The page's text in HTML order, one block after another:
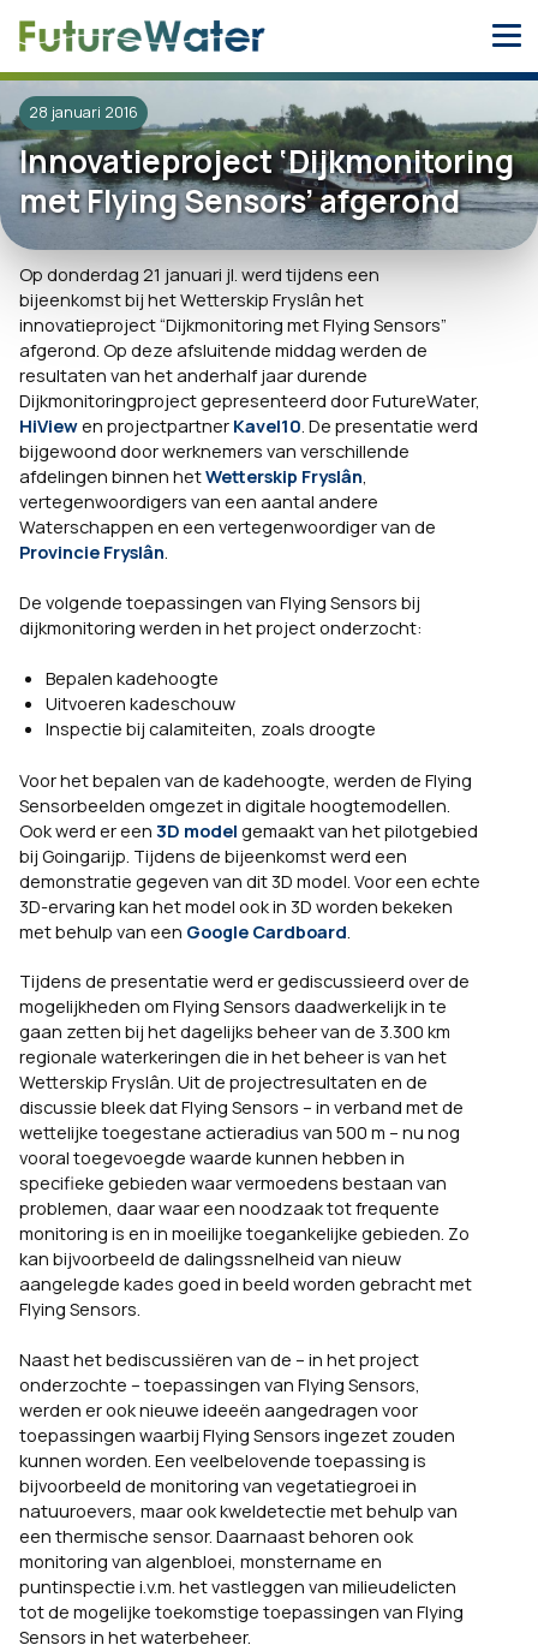
28 januari 2016
Innovatieproject ‘Dijkmonitoring
met Flying Sensors’ afgerond
Op donderdag 21 januari jl. werd tijdens een
bijeenkomst bij het Wetterskip Fryslân het
innovatieproject “Dijkmonitoring met Flying Sensors”
afgerond. Op deze afsluitende middag werden de
resultaten van het anderhalf jaar durende
Dijkmonitoringproject gepresenteerd door FutureWater,
HiViewen projectpartner Kavel10. De presentatie werd
bijgewoond door werknemers van verschillende
afdelingen binnen hetWetterskip Fryslân,
vertegenwoordigers van een aantal andere
Waterschappen en een vertegenwoordiger van de
Provincie Fryslân.
De volgende toepassingen van Flying Sensors bij
dijkmonitoring werden in het project onderzocht:
Bepalen kadehoogte
Uitvoeren kadeschouw
Inspectie bij calamiteiten, zoals droogte
Voor het bepalen van de kadehoogte, werden de Flying
Sensorbeelden omgezet in digitale hoogtemodellen.
Ook werd er een 3D model gemaakt van het pilotgebied
bij Goingarijp. Tijdens de bijeenkomst werd een
demonstratie gegeven van dit 3D model. Voor een echte
3D-ervaring kan het model ook in 3D worden bekeken
met behulp van een Google Cardboard
Tijdens de presentatie werd er gediscussieerd over de
mogelijkheden om Flying Sensors daadwerkelijk in te
gaan zetten bij het dagelijks beheer van de 3.300 km
regionale waterkeringen die in het beheer is van het
Wetterskip Fryslân. Uit de projectresultaten en de
discussie bleek dat Flying Sensors – in verband met de
wettelijke toegestane actieradius van 500 m – nu nog
vooral toegevoegde waarde kunnen hebben in
specifieke gebieden waar vermoedens bestaan van
problemen, daar waar een noodzaak tot frequente
monitoring is en in moeilijke toegankelijke gebieden. Zo
kan bijvoorbeeld de dalingssnelheid van nieuw
aangelegde kades goed in beeld worden gebracht met
Flying Sensors.
Naast het bediscussiëren van de – in het project
onderzochte – toepassingen van Flying Sensors,
werden er ook nieuwe ideeën aangedragen voor
toepassingen waarbij Flying Sensors ingezet zouden
kunnen worden. Een veelbelovende toepassing is
bijvoorbeeld de monitoring van vegetatiegroei in
natuuroevers, maar ook kweldetectie met behulp van
een thermische sensor. Daarnaast behoren ook
monitoring van algenbloei, monstername en
puntinspectie i.v.m. het vastleggen van milieudelicten
tot de mogelijke toekomstige toepassingen van Flying
Sensors in het waterbeheer.